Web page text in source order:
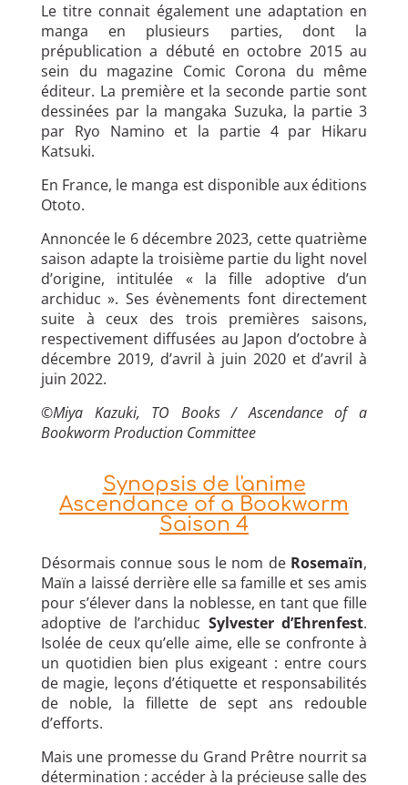
Le titre connait également une adaptation en
manga en plusieurs parties, dont la
prépublication a débuté en octobre 2015 au
sein du magazine Comic Corona du même
éditeur. La première et la seconde partie sont
dessinées par la mangaka Suzuka, la partie 3
par Ryo Namino et la partie 4 par Hikaru
Katsuki.
En France, le manga est disponible aux éditions
Ototo.
Annoncée le 6 décembre 2023, cette quatrième
saison adapte la troisième partie du light novel
d’origine, intitulée « la fille adoptive d’un
archiduc ». Ses évènements font directement
suite à ceux des trois premières saisons,
respectivement diffusées au Japon d’octobre à
décembre 2019, d’avril à juin 2020 et d’avril à
juin 2022.
©Miya Kazuki, TO Books / Ascendance of a
Bookworm Production Committee
Synopsis de l'anime
Ascendance of a Bookworm
Saison 4
Désormais connue sous le nom de Rosemaïn,
Maïn a laissé derrière elle sa famille et ses amis
pour s’élever dans la noblesse, en tant que fille
adoptive de l’archiduc Sylvester d’Ehrenfest.
Isolée de ceux qu’elle aime, elle se confronte à
un quotidien bien plus exigeant : entre cours
de magie, leçons d’étiquette et responsabilités
de noble, la fillette de sept ans redouble
d’efforts.
Mais une promesse du Grand Prêtre nourrit sa
détermination : accéder à la précieuse salle des